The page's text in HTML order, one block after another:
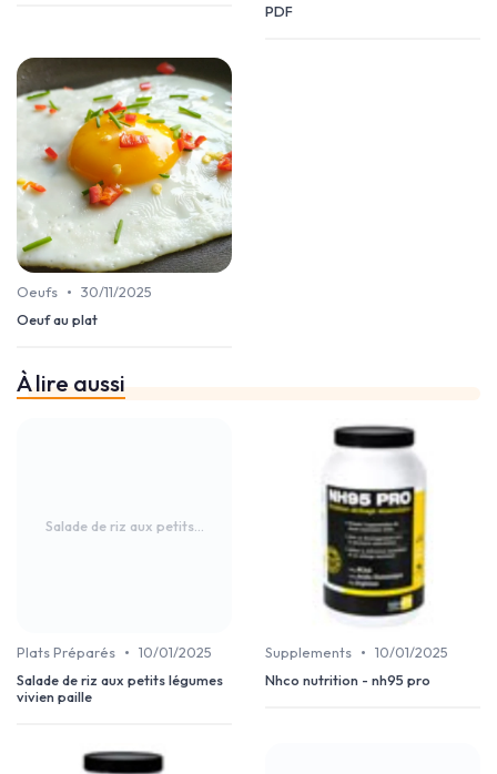
PDF
Oeufs • 30/11/2025
Oeuf au plat
À lire aussi
Salade de riz aux petits...
Plats Préparés • 10/01/2025
Salade de riz aux petits légumes
vivien paille
Supplements • 10/01/2025
Nhco nutrition - nh95 pro